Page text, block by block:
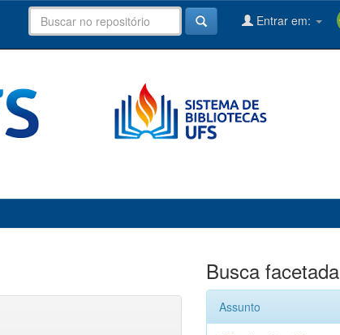
Entrar em:
Busca facetada
Assunto